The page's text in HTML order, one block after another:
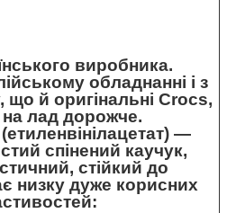
виробника.
обладнанні і з
що й оригінальні Crocs,
на лад дорожче.
—
спінений каучук,
стійкий до
низку дуже корисних